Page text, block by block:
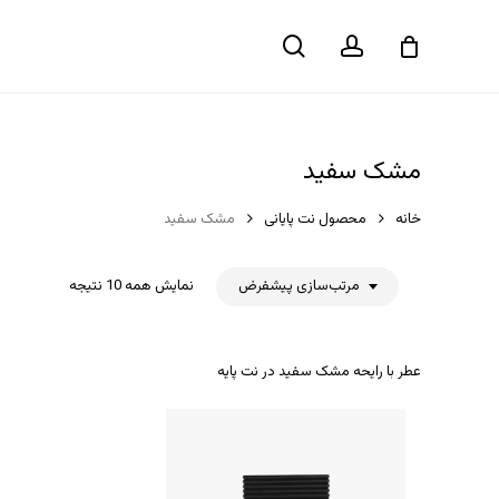
جستجوحساب
کاربری سبد خرید
مشک سفید
خانه محصول نت پایانی مشک سفید
نمایش همه 10 نتیجه مرتب‌سازی پیشفرض
عطر با رایحه مشک سفید در نت پایه